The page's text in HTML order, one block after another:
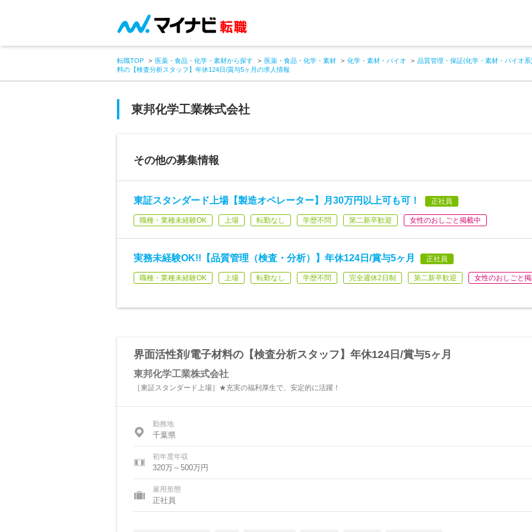
転職TOP 医薬・食品・化学・素材から探す 医薬・食品・化学・素材 化学・素材・バイオ
品質管理・保証(化学・素材・バイオ系
料の【検査分析スタッフ】年休124日/賞与5ヶ月の求人情報
東邦化学工業株式会社
その他の募集情報
東証スタンダード上場【製造オペレーター】月30万円以上可も可！ 正社員
職種・業種未経験OK 上場 転勤なし 学歴不問 第二新卒歓迎 女性のおしごと掲載中
実務未経験OK!!【品質管理（検査・分析）】年休124日/賞与5ヶ月 正社員
職種・業種未経験OK 上場 転勤なし 学歴不問 完全週休2日制 第二新卒歓迎 女性のおしごと
界面活性剤/電子材料の【検査分析スタッフ】年休124日/賞与5ヶ月
東邦化学工業株式会社
［東証スタンダード上場］★充実の福利厚生で、安定的に活躍！
勤務地
千葉県
初年度年収
320万～500万円
雇用形態
正社員